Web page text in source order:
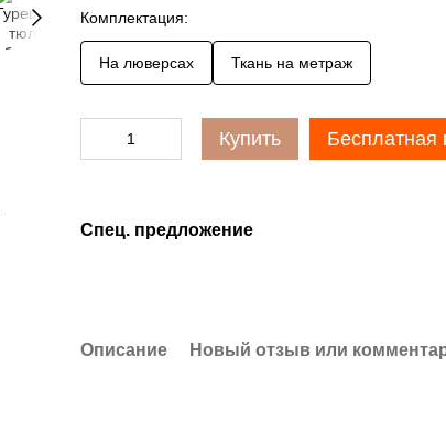
Комплектация:
На люверсах Ткань на метраж
Купить Бесплатная
Спец. предложение
Описание Новый отзыв или